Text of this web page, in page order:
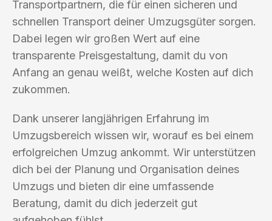
Transportpartnern, die für einen sicheren und
schnellen Transport deiner Umzugsgüter sorgen.
Dabei legen wir großen Wert auf eine
transparente Preisgestaltung, damit du von
Anfang an genau weißt, welche Kosten auf dich
zukommen.
Dank unserer langjährigen Erfahrung im
Umzugsbereich wissen wir, worauf es bei einem
erfolgreichen Umzug ankommt. Wir unterstützen
dich bei der Planung und Organisation deines
Umzugs und bieten dir eine umfassende
Beratung, damit du dich jederzeit gut